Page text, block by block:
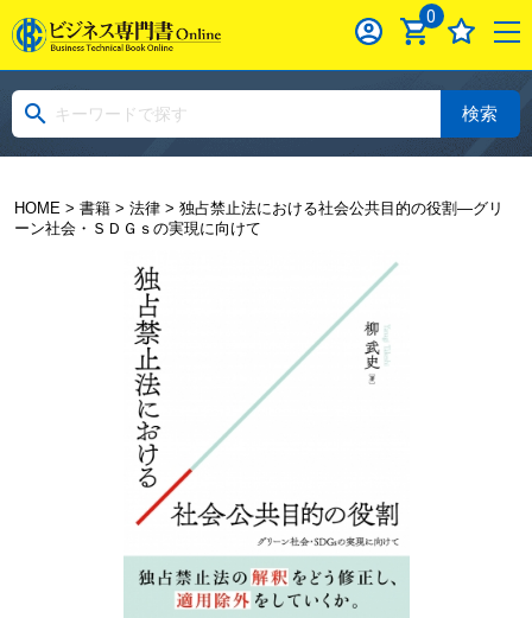
0
検索
HOME> 書籍> 法律> 独占禁止法における社会公共目的の役割―グリ
ーン社会・ＳＤＧｓの実現に向けて